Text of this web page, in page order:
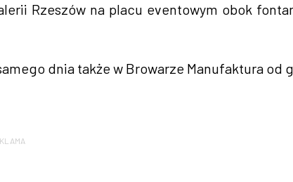
Rzeszów na placu eventowym obok
dnia także w Browarze Manufaktura od